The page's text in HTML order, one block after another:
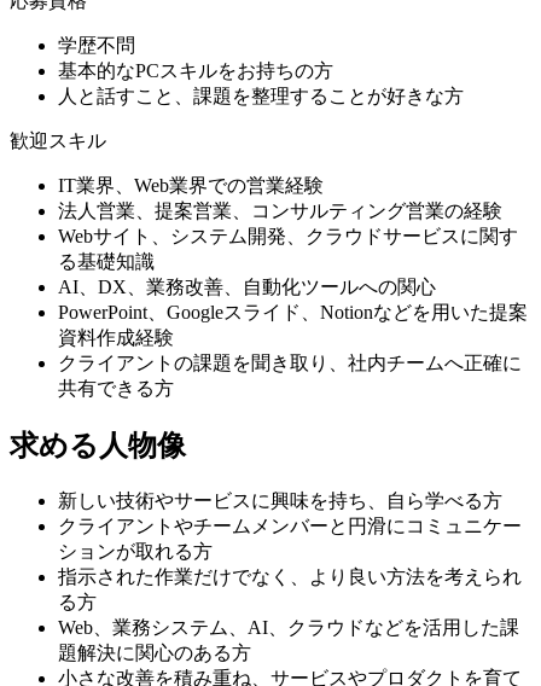
学歴不問
基本的なPCスキルをお持ちの方
人と話すこと、課題を整理することが好きな方
歓迎スキル
IT業界、Web業界での営業経験
法人営業、提案営業、コンサルティング営業の経験
Webサイト、システム開発、クラウドサービスに関す
る基礎知識
AI、DX、業務改善、自動化ツールへの関心
PowerPoint、Googleスライド、Notionなどを用いた提案
資料作成経験
クライアントの課題を聞き取り、社内チームへ正確に
共有できる方
求める人物像
新しい技術やサービスに興味を持ち、自ら学べる方
クライアントやチームメンバーと円滑にコミュニケー
ションが取れる方
指示された作業だけでなく、より良い方法を考えられ
る方
Web、業務システム、AI、クラウドなどを活用した課
題解決に関心のある方
小さな改善を積み重ね、サービスやプロダクトを育て